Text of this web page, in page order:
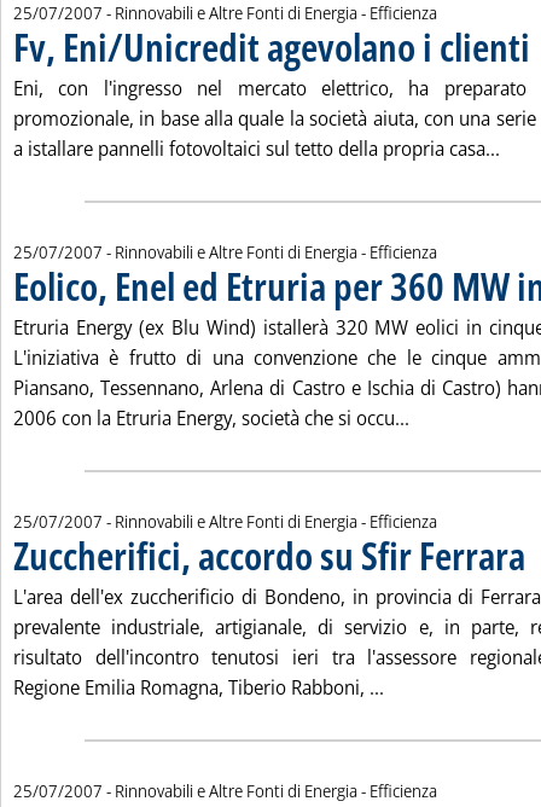
25/07/2007 - Rinnovabili e Altre Fonti di Energia - Efficienza
Fv, Eni/Unicredit agevolano i clienti
Eni, con l'ingresso nel mercato elettrico, ha preparato
promozionale, in base alla quale la società aiuta, con una
a istallare pannelli fotovoltaici sul tetto della propria casa...
25/07/2007 - Rinnovabili e Altre Fonti di Energia - Efficienza
Eolico, Enel ed Etruria per 360 MW
Etruria Energy (ex Blu Wind) istallerà 320 MW eolici in
L'iniziativa è frutto di una convenzione che le cinque
Piansano, Tessennano, Arlena di Castro e Ischia di Castro)
2006 con la Etruria Energy, società che si occu...
25/07/2007 - Rinnovabili e Altre Fonti di Energia - Efficienza
Zuccherifici, accordo su Sfir Ferrara
L'area dell'ex zuccherificio di Bondeno, in provincia di
prevalente industriale, artigianale, di servizio e, in parte,
risultato dell'incontro tenutosi ieri tra l'assessore
Regione Emilia Romagna, Tiberio Rabboni, ...
25/07/2007 - Rinnovabili e Altre Fonti di Energia - Efficienza